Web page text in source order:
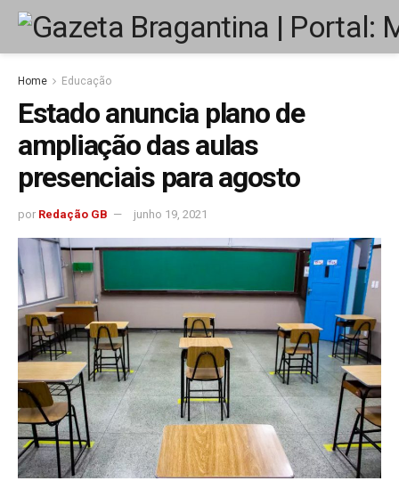
Home Educação
Estado anuncia plano de
ampliação das aulas
presenciais para agosto
por Redação GB junho 19, 2021